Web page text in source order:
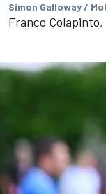
Simon Galloway /
Franco